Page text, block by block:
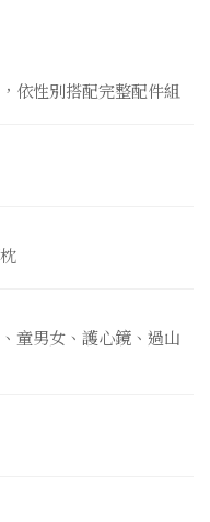
依性別搭配完整配件組
童男女、護心鏡、過山